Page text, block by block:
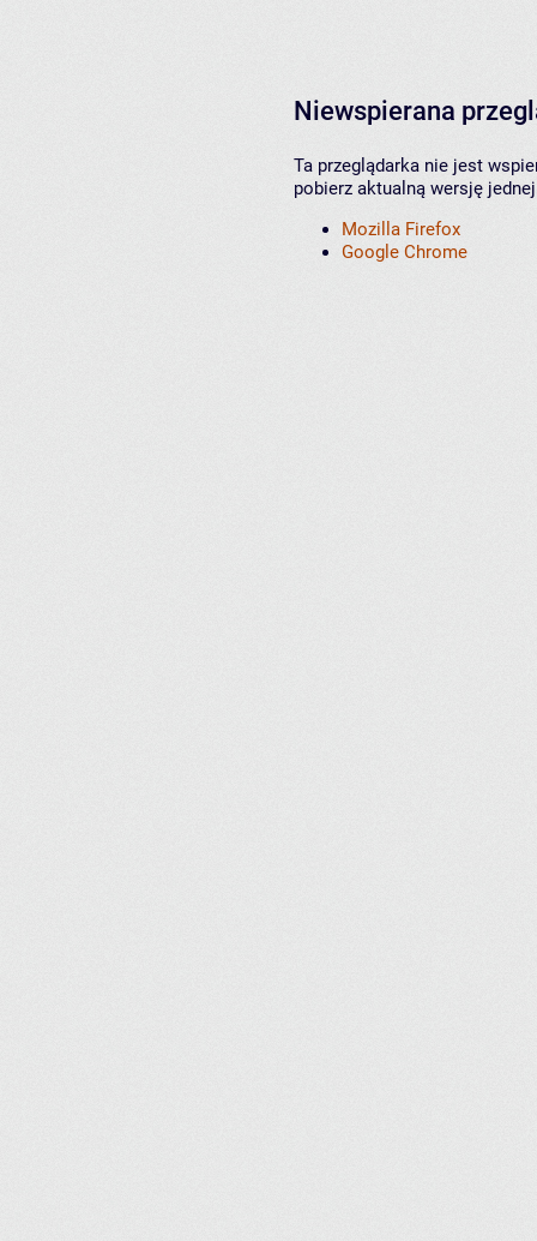
Niewspierana
Ta przeglądarka nie jest
pobierz aktualną wersję
Mozilla Firefox
Google Chrome